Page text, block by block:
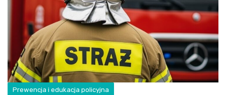
Prewencja i edukacja policyjna